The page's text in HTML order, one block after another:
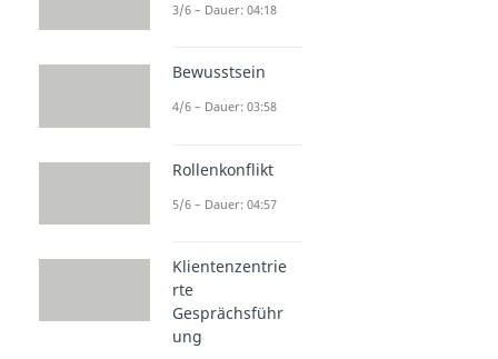
3/6 – Dauer: 04:18
Bewusstsein
4/6 – Dauer: 03:58
Rollenkonflikt
5/6 – Dauer: 04:57
Klientenzentrie
rte
Gesprächsführ
ung